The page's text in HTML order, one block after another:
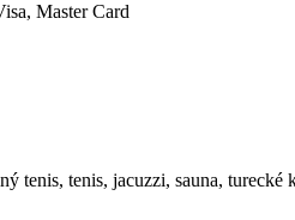
Master Card
tenis, tenis, jacuzzi, sauna,